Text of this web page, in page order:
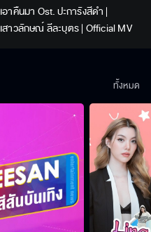
เอาคืนมา Ost. ปะการังสีดำ |
เสาวลักษณ์ ลีละบุตร | Official MV
ทั้งหมด